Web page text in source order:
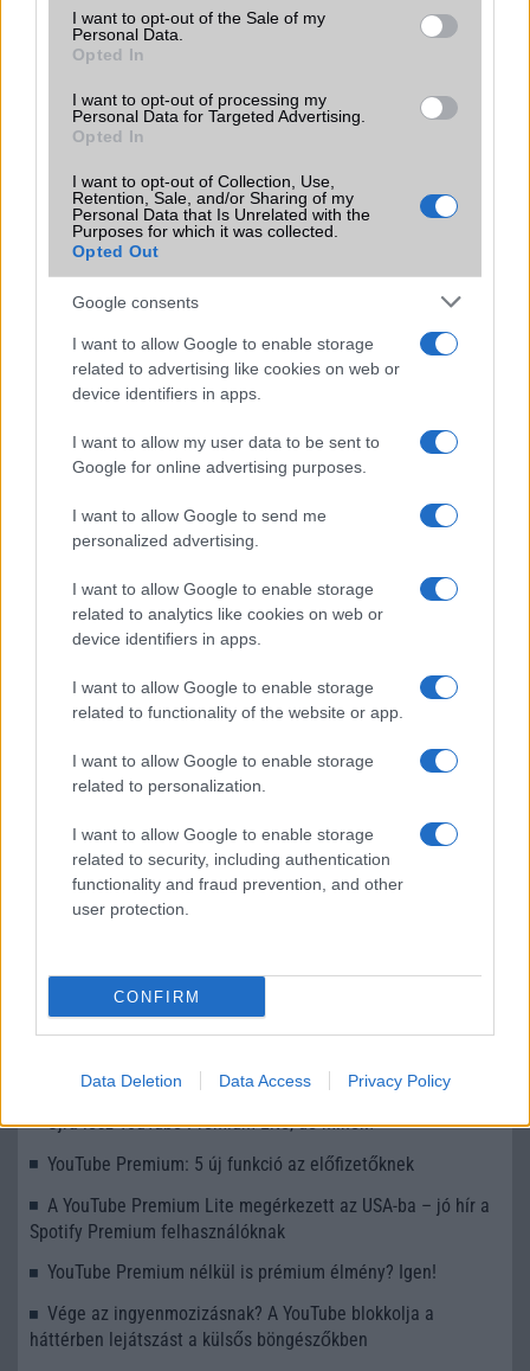
consent section.
I want to opt-out of the Sale of my
Personal Data.
Opted In
I want to opt-out of processing my
Personal Data for Targeted Advertising.
Opted In
I want to opt-out of Collection, Use,
Retention, Sale, and/or Sharing of my
Personal Data that Is Unrelated with the
Purposes for which it was collected.
Opted Out
Google consents
I want to allow Google to enable storage
related to advertising like cookies on web or
device identifiers in apps.
I want to allow my user data to be sent to
Google for online advertising purposes.
I want to allow Google to send me
personalized advertising.
I want to allow Google to enable storage
related to analytics like cookies on web or
device identifiers in apps.
I want to allow Google to enable storage
related to functionality of the website or app.
I want to allow Google to enable storage
related to personalization.
I want to allow Google to enable storage
related to security, including authentication
functionality and fraud prevention, and other
user protection.
CONFIRM
Data Deletion Data Access Privacy Policy
frissítésből – itt a lista az érintett
modellekről
A One UI 9 érkezése új mesterséges intelligencia-
funkciókat és továbbfejlesztett kezelőfelületet hoz,
azonban több korábbi csúcskategóriás és középkategóriás
Galaxy készülék számára ez lesz az út vége.
iPhone 18 bemutató dátum - ekkor
rántja le a leplet az Apple az új
2026.06.29
mellett a régóta pletykált hajlítható iPhone Ultra is
bemutatkozhat, miközben az áremelésekről szóló
találgatások továbbra is beárnyékolják a rajtot.
Az Android rejtett automatizmusai: hat
funkció, amely észrevétlenül könnyíti
2026.06.14| Android Police
Sok felhasználó külön alkalmazásokra esküszik, pedig az
Android már évek óta olyan intelligens funkciókat kínál,
amelyek maguktól dolgoznak a háttérben.
megváltoztatja a mobilhasználatot –
sokan mégsem tudnak róla
Az Edge Panel az egyik leghasznosabb funkció, amely
jelentősen felgyorsítja a mindennapi használatot,
YouTube Music: már elérhető a mesterséges intelligencia
által generált beszélgetős rádió
Újra drágul a YouTube Prémium
Újra lesz YouTube Premium Lite, de minek?
YouTube Premium: 5 új funkció az előfizetőknek
A YouTube Premium Lite megérkezett az USA-ba – jó hír a
Spotify Premium felhasználóknak
YouTube Premium nélkül is prémium élmény? Igen!
Vége az ingyenmozizásnak? A YouTube blokkolja a
háttérben lejátszást a külsős böngészőkben